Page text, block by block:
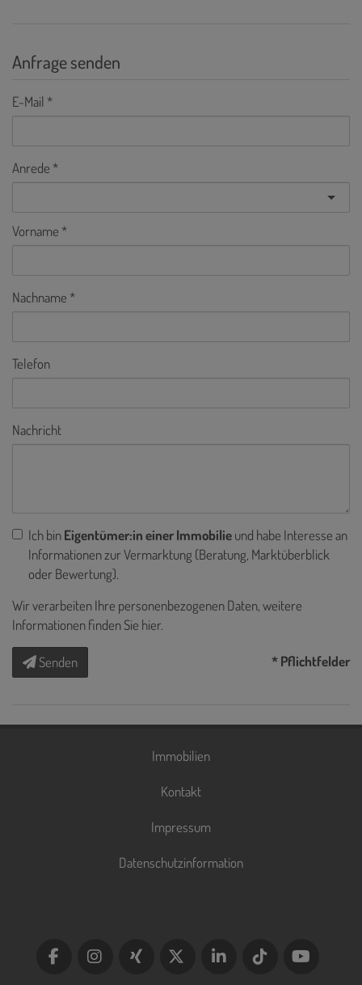
Anfrage senden
E-Mail
Anrede
Vorname
Nachname
Telefon
Nachricht
Ich binEigentümer:in einer Immobilieund habe Interesse an
Informationen zur Vermarktung (Beratung, Marktüberblick
oder Bewertung).
Wir verarbeiten Ihre personenbezogenen Daten, weitere
Informationen finden Sie hier.
Senden * Pflichtfelder
Immobilien
Kontakt
Impressum
Datenschutzinformation